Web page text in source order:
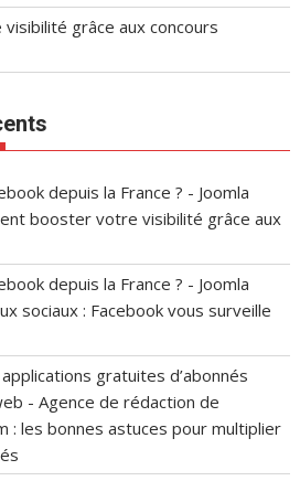
grâce aux concours
depuis la France ? - Joomla
booster votre visibilité grâce aux
depuis la France ? - Joomla
sociaux : Facebook vous surveille
gratuites d’abonnés
- Agence de rédaction de
: les bonnes astuces pour multiplier